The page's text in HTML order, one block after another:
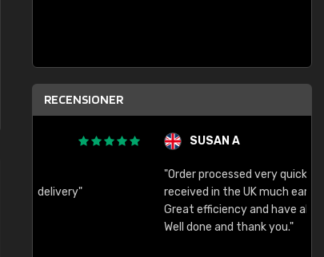
RECENSIONER
SUSAN A
"Order processed very quickly. Samples
received in the UK much earlier than expected.
Great efficiency and have already used again.
Well done and thank you."